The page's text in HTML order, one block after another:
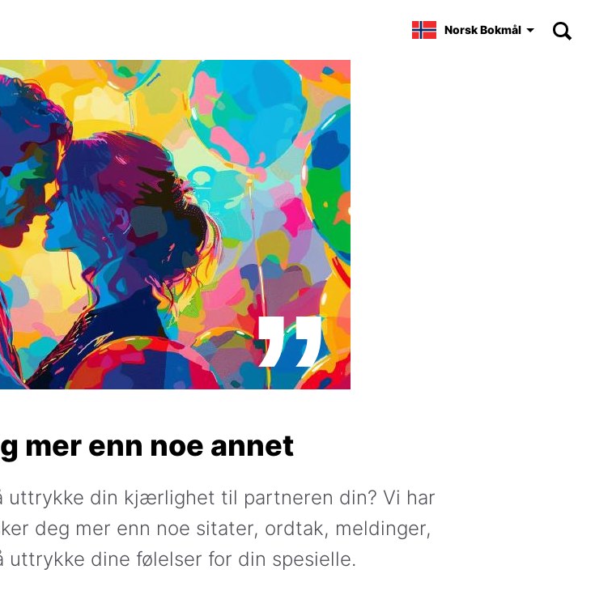
Norsk Bokmål
mer enn noe annet
din kjærlighet til partneren din? Vi har
deg mer enn noe sitater, ordtak, meldinger,
dine følelser for din spesielle.